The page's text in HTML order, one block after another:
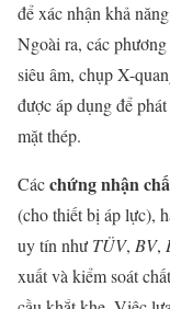
để xác nhận khả
Ngoài ra, các
siêu âm, chụp X-
được áp dụng để
mặt thép.
Cácchứng nhận
(cho thiết bị áp lực),
uy tín nhưTÜV, BV,
xuất và kiểm soát